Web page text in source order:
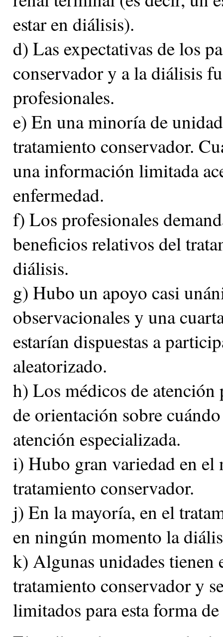
estar en diálisis).
d) Las expectativas de los
conservador y a la diálisis
profesionales.
e) En una minoría de
tratamiento conservador.
una información limitada
enfermedad.
f) Los profesionales
beneficios relativos del
diálisis.
g) Hubo un apoyo casi
observacionales y una
estarían dispuestas a
aleatorizado.
h) Los médicos de
de orientación sobre
atención especializada.
i) Hubo gran variedad en el
tratamiento conservador.
j) En la mayoría, en el
en ningún momento la
k) Algunas unidades tienen
tratamiento conservador y
limitados para esta forma